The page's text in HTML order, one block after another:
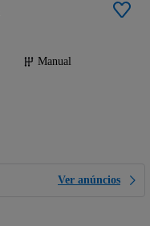
Manual
Ver anúncios